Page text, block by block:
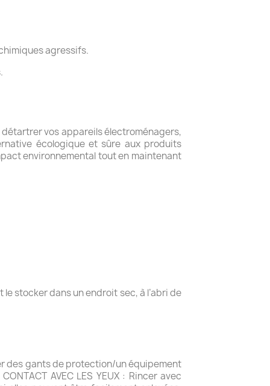
agressifs.
vos appareils électroménagers,
écologique et sûre aux produits
environnemental tout en maintenant
stocker dans un endroit sec, à l’abri de
des gants de protection/un équipement
AVEC LES YEUX : Rincer avec